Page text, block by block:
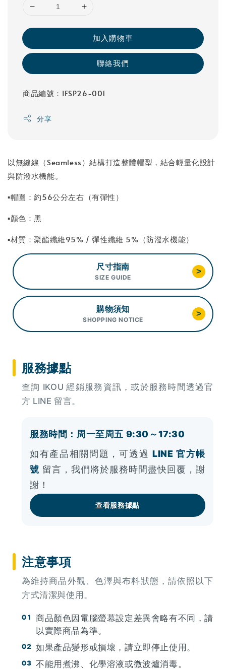
加入購物車
聯絡我們
商品編號：IFSP26-001
分享
以無縫線（Seamless）結構打造整體帽型，結合輕量化設計
與防潑水機能。
▪帽圍：約56公分左右（有彈性）
▪顏色：黑
▪材質：聚酯纖維95% / 彈性纖維 5%（防潑水機能）
尺寸指南
SIZE GUIDE
>
購物須知
SHOPPING NOTICE
>
服務據點
查詢 IKOU 經銷服務資訊，或於服務時間透過官
方 LINE 留言。
服務時間：周一至周五 9:30～17:30
如有產品相關問題，可透過 LINE 官方帳
號 留言，我們將於服務時間盡快回覆，謝
謝！
查看服務據點
注意事項
為維持商品外觀、色澤與布料狀態，請依照以下
方式清潔與使用。
商品顏色因電腦螢幕設定差異會略有不同，請
以實際商品為準。
如果產品變形或損壞，請立即停止使用。
不能用煮沸、化學溶液或微波爐消毒。